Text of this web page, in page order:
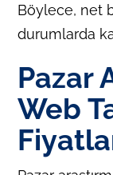
Böylece, net
durumlarda
Pazar
Web